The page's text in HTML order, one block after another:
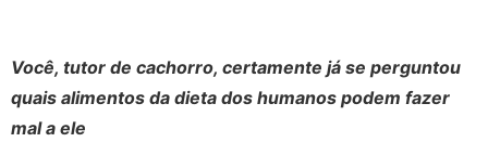
Você, tutor de cachorro, certamente já se perguntou
quais alimentos da dieta dos humanos podem fazer
mal a ele